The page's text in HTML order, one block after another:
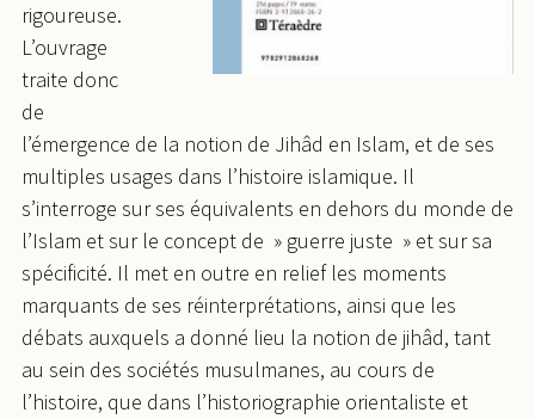
rigoureuse.
L’ouvrage
traite donc
de
l’émergence de la notion de Jihâd en Islam, et de ses
multiples usages dans l’histoire islamique. Il
s’interroge sur ses équivalents en dehors du monde de
l’Islam et sur le concept de » guerre juste » et sur sa
spécificité. Il met en outre en relief les moments
marquants de ses réinterprétations, ainsi que les
débats auxquels a donné lieu la notion de jihâd, tant
au sein des sociétés musulmanes, au cours de
l’histoire, que dans l’historiographie orientaliste et